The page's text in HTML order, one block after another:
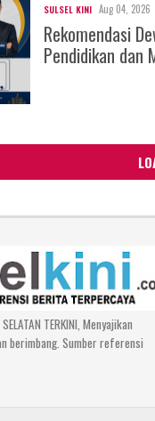
SULSEL KINI Aug 04, 2026
Rekomendasi
Pendidikan dan
TERKINI, Menyajikan
berimbang. Sumber referensi